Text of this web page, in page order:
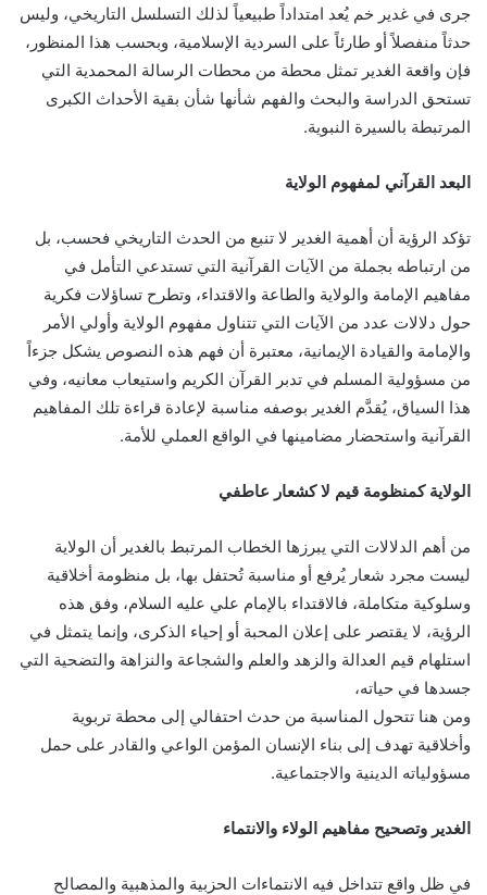
جرى في غدير خم يُعد امتداداً طبيعياً لذلك التسلسل التاريخي، وليس
حدثاً منفصلاً أو طارئاً على السردية الإسلامية، وبحسب هذا المنظور،
فإن واقعة الغدير تمثل محطة من محطات الرسالة المحمدية التي
تستحق الدراسة والبحث والفهم شأنها شأن بقية الأحداث الكبرى
المرتبطة بالسيرة النبوية.
البعد القرآني لمفهوم الولاية
تؤكد الرؤية أن أهمية الغدير لا تنبع من الحدث التاريخي فحسب، بل
من ارتباطه بجملة من الآيات القرآنية التي تستدعي التأمل في
مفاهيم الإمامة والولاية والطاعة والاقتداء، وتطرح تساؤلات فكرية
حول دلالات عدد من الآيات التي تتناول مفهوم الولاية وأولي الأمر
والإمامة والقيادة الإيمانية، معتبرة أن فهم هذه النصوص يشكل جزءاً
من مسؤولية المسلم في تدبر القرآن الكريم واستيعاب معانيه، وفي
هذا السياق، يُقدَّم الغدير بوصفه مناسبة لإعادة قراءة تلك المفاهيم
القرآنية واستحضار مضامينها في الواقع العملي للأمة.
الولاية كمنظومة قيم لا كشعار عاطفي
من أهم الدلالات التي يبرزها الخطاب المرتبط بالغدير أن الولاية
ليست مجرد شعار يُرفع أو مناسبة تُحتفل بها، بل منظومة أخلاقية
وسلوكية متكاملة، فالاقتداء بالإمام علي عليه السلام، وفق هذه
الرؤية، لا يقتصر على إعلان المحبة أو إحياء الذكرى، وإنما يتمثل في
استلهام قيم العدالة والزهد والعلم والشجاعة والنزاهة والتضحية التي
جسدها في حياته،
ومن هنا تتحول المناسبة من حدث احتفالي إلى محطة تربوية
وأخلاقية تهدف إلى بناء الإنسان المؤمن الواعي والقادر على حمل
مسؤولياته الدينية والاجتماعية.
الغدير وتصحيح مفاهيم الولاء والانتماء
في ظل واقع تتداخل فيه الانتماءات الحزبية والمذهبية والمصالح